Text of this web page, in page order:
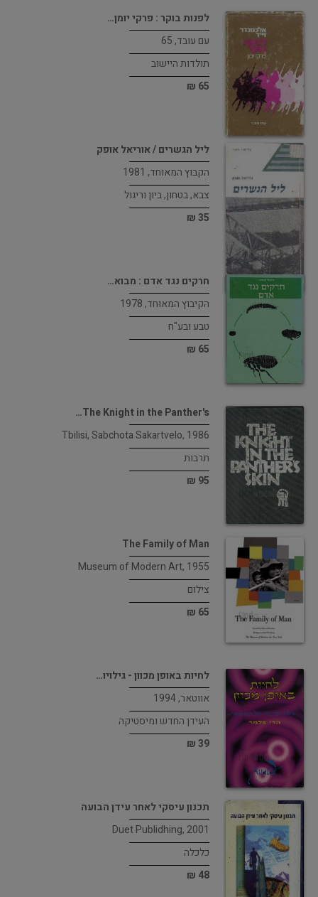
לפנות בוקר : פרקי יומן…
עם עובד, 65
תולדות היישוב
65 ₪
ליל הגשרים / אוריאל אופק
הקבוץ המאוחד, 1981
צבא, בטחון, ביון וריגול
35 ₪
חרקים נגד אדם : מבוא…
הקיבוץ המאוחד, 1978
טבע ובע"ח
65 ₪
The Knight in the Panther's…
Tbilisi, Sabchota Sakartvelo, 1986
תרבות
95 ₪
The Family of Man
Museum of Modern Art, 1955
צילום
65 ₪
לחיות באופן מכוון - גילויו…
אווטאר, 1994
העידן החדש ומיסטיקה
39 ₪
תכנון עיסקי לאחר עידן הבועה
Duet Publidhing, 2001
כלכלה
48 ₪